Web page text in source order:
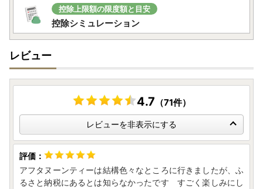
～提出先～
〒400-0864 山梨県甲府市湯田2-12-18
※令和8年1月10日必着（期限を過ぎて提出された場合は受け
付けいたしかねますのでご了承ください。）
※渋谷区では、ワンストップ特例申請受付を外部委託してい
《年末年始の対応について》
当区は、令和7年12月27日(土)～令和8年1月4日(日)まで閉庁
となり、コールセンター業務を休業しております。
お問い合わせ等ございましたら、下記までご連絡をお願いい
たします。
控除上限額の限度額と目安
控除シミュレーション
レビュー
4.7 （71件）
レビューを非表示にする
アフタヌーンティーは結構色々なところに行きましたが、ふ
るさと納税にあるとは知らなかったです すごく楽しみにし